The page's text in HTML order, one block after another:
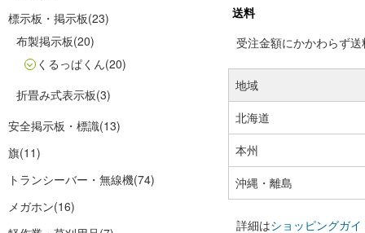
標示板・掲示板(23)
布製掲示板(20)
くるっぱくん(20)
折畳み式表示板(3)
安全掲示板・標識(13)
旗(11)
トランシーバー・無線機(74)
メガホン(16)
送料
受注金額にかかわらず
地域
北海道
本州
沖縄・離島
詳細はショッピングガイ